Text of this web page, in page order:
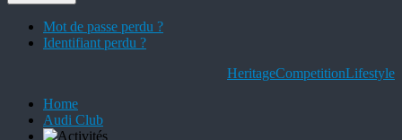
Mot de passe perdu ?
Identifiant perdu ?
HeritageCompetitionLifestyle
Home
Audi Club